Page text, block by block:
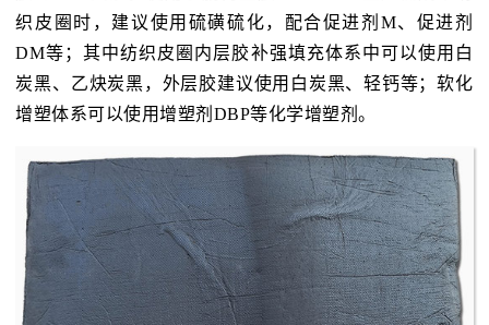
织皮圈时，建议使用硫磺硫化，配合促进剂M、促进剂
DM等；其中纺织皮圈内层胶补强填充体系中可以使用白
炭黑、乙炔炭黑，外层胶建议使用白炭黑、轻钙等；软化
增塑体系可以使用增塑剂DBP等化学增塑剂。